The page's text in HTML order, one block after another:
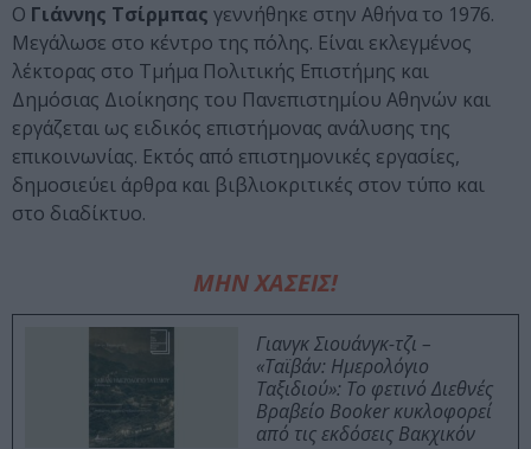
Ο Γιάννης Τσίρμπας γεννήθηκε στην Αθήνα το 1976.
Μεγάλωσε στο κέντρο της πόλης. Είναι εκλεγμένος
λέκτορας στο Τμήμα Πολιτικής Επιστήμης και
Δημόσιας Διοίκησης του Πανεπιστημίου Αθηνών και
εργάζεται ως ειδικός επιστήμονας ανάλυσης της
επικοινωνίας. Εκτός από επιστημονικές εργασίες,
δημοσιεύει άρθρα και βιβλιοκριτικές στον τύπο και
στο διαδίκτυο.
ΜΗΝ ΧΑΣΕΙΣ!
Γιανγκ Σιουάνγκ-τζι –
«Ταϊβάν: Ημερολόγιο
Ταξιδιού»: Το φετινό Διεθνές
Βραβείο Booker κυκλοφορεί
από τις εκδόσεις Βακχικόν